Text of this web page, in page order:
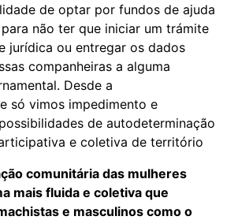
de optar por fundos de ajuda
não ter que iniciar um trámite
jurídica ou entregar os dados
companheiras a alguma
Desde a
só vimos impedimento e
de autodeterminação
e coletiva de território
comunitária das mulheres
mais fluida e coletiva que
e masculinos como o